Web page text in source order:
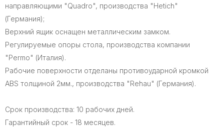
направляющими "Quadro", производства "Hetich"
(Германия);
Верхний ящик оснащен металлическим замком.
Регулируемые опоры стола, производства компании
"Permo" (Италия).
Рабочие поверхности отделаны противоударной кромкой
ABS толщиной 2мм., производства "Rehau" (Германия).
Срок производства: 10 рабочих дней.
Гарантийный срок - 18 месяцев.